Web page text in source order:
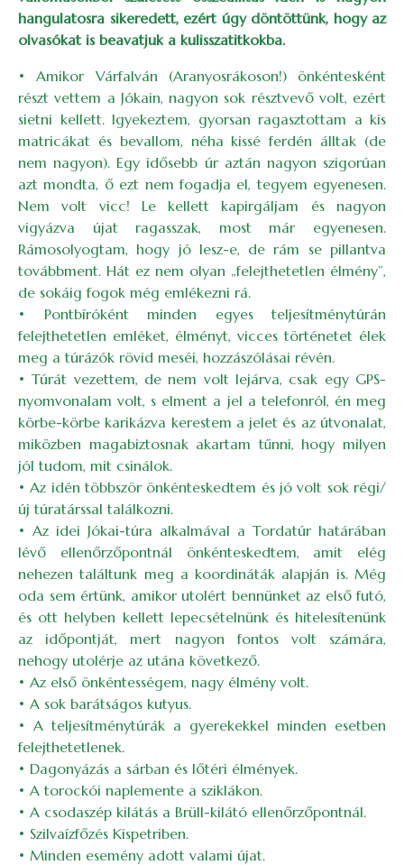
hangulatosra sikeredett, ezért úgy döntöttünk, hogy az
olvasókat is beavatjuk a kulisszatitkokba.
• Amikor Várfalván (Aranyosrákoson!) önkéntesként
részt vettem a Jókain, nagyon sok résztvevő volt, ezért
sietni kellett. Igyekeztem, gyorsan ragasztottam a kis
matricákat és bevallom, néha kissé ferdén álltak (de
nem nagyon). Egy idősebb úr aztán nagyon szigorúan
azt mondta, ő ezt nem fogadja el, tegyem egyenesen.
Nem volt vicc! Le kellett kapirgáljam és nagyon
vigyázva újat ragasszak, most már egyenesen.
Rámosolyogtam, hogy jó lesz-e, de rám se pillantva
továbbment. Hát ez nem olyan „felejthetetlen élmény”,
de sokáig fogok még emlékezni rá.
• Pontbíróként minden egyes teljesítménytúrán
felejthetetlen emléket, élményt, vicces történetet élek
meg a túrázók rövid meséi, hozzászólásai révén.
• Túrát vezettem, de nem volt lejárva, csak egy GPS-
nyomvonalam volt, s elment a jel a telefonról, én meg
körbe-körbe karikázva kerestem a jelet és az útvonalat,
miközben magabiztosnak akartam tűnni, hogy milyen
jól tudom, mit csinálok.
• Az idén többször önkénteskedtem és jó volt sok régi/
új túratárssal találkozni.
• Az idei Jókai-túra alkalmával a Tordatúr határában
lévő ellenőrzőpontnál önkénteskedtem, amit elég
nehezen találtunk meg a koordináták alapján is. Még
oda sem értünk, amikor utolért bennünket az első futó,
és ott helyben kellett lepecsételnünk és hitelesítenünk
az időpontját, mert nagyon fontos volt számára,
nehogy utolérje az utána következő.
• Az első önkéntességem, nagy élmény volt.
• A sok barátságos kutyus.
• A teljesítménytúrák a gyerekekkel minden esetben
felejthetetlenek.
• Dagonyázás a sárban és lőtéri élmények.
• A torockói naplemente a sziklákon.
• A csodaszép kilátás a Brüll-kilátó ellenőrzőpontnál.
• Szilvaízfőzés Kispetriben.
• Minden esemény adott valami újat.